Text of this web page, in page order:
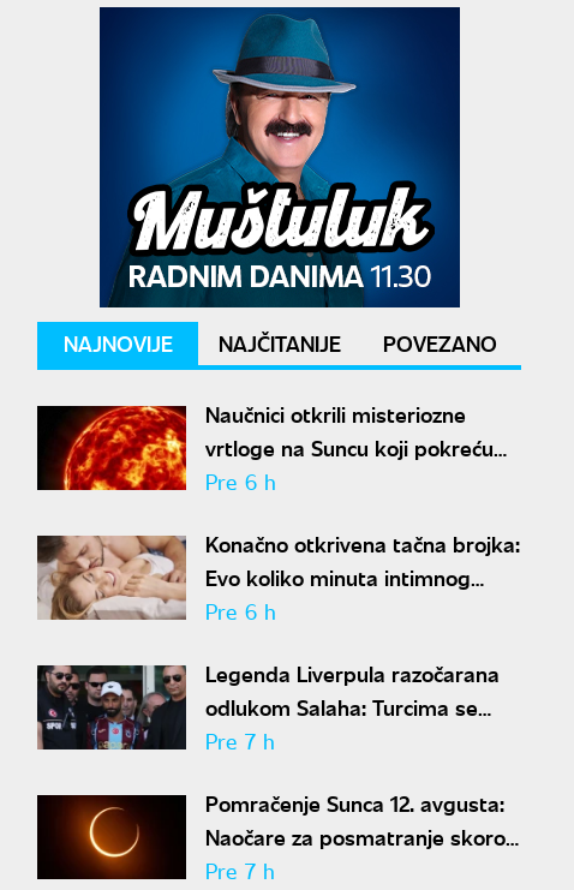
NAJNOVIJE NAJČITANIJE POVEZANO
Naučnici otkrili misteriozne
vrtloge na Suncu koji pokreću
solarne baklje
Pre 6 h
Konačno otkrivena tačna brojka:
Evo koliko minuta intimnog
odnosa je ženi potrebno da bi
Pre 6 h
Legenda Liverpula razočarana
odlukom Salaha: Turcima se
neće dopasti ove reči
Pre 7 h
Pomračenje Sunca 12. avgusta:
Naočare za posmatranje skoro
rasprodate
Pre 7 h